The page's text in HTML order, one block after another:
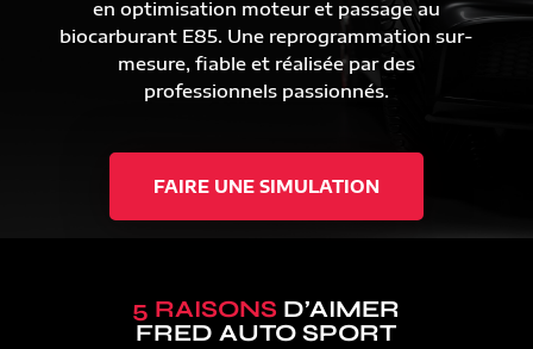
en optimisation moteur et passage au
biocarburant E85. Une reprogrammation sur-
mesure, fiable et réalisée par des
professionnels passionnés.
FAIRE UNE SIMULATION
5 RAISONS D’AIMER
FRED AUTO SPORT